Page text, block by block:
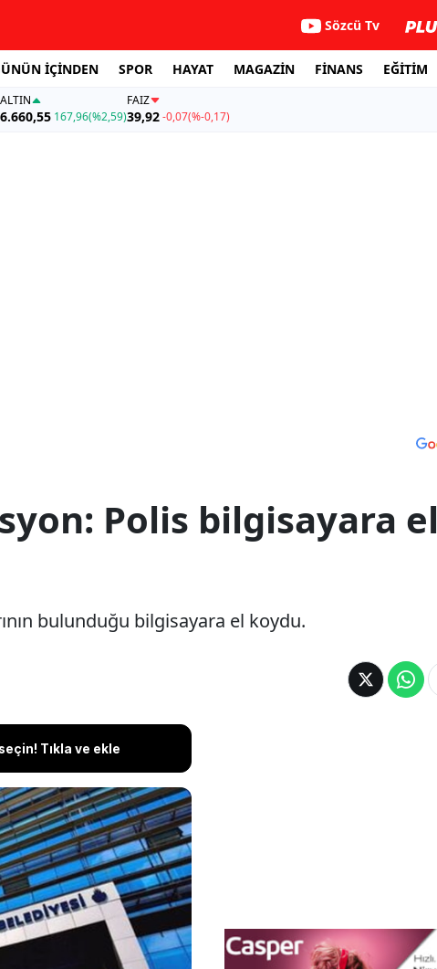
Sözcü Tv
İÇİNDEN SPOR HAYAT MAGAZİN FİNANS EĞİTİM
ALTIN
6.660,55 167,96(%2,59)
FAİZ
39,92-0,07(%-0,17)
Polis bilgisayara el
bulunduğu bilgisayara el koydu.
Tıkla ve ekle
giden polisler muhasebe
bilgisayara el